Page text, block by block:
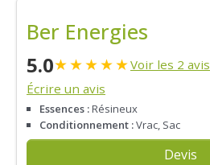
Ber Energies
5.0★★★★★Voir les 2 avis
Écrire un avis
Essences :Résineux
Conditionnement :Vrac, Sac
Devis